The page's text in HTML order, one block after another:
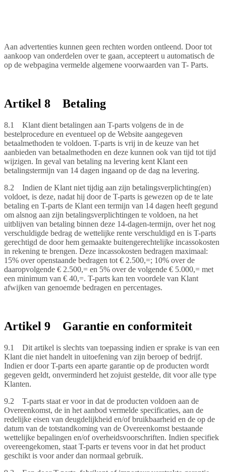
Aan advertenties kunnen geen rechten worden ontleend. Door tot
aankoop van onderdelen over te gaan, accepteert u automatisch de
op de webpagina vermelde algemene voorwaarden van T- Parts.
Artikel 8 Betaling
8.1 Klant dient betalingen aan T-parts volgens de in de
bestelprocedure en eventueel op de Website aangegeven
betaalmethoden te voldoen. T-parts is vrij in de keuze van het
aanbieden van betaalmethoden en deze kunnen ook van tijd tot tijd
wijzigen. In geval van betaling na levering kent Klant een
betalingstermijn van 14 dagen ingaand op de dag na levering.
8.2 Indien de Klant niet tijdig aan zijn betalingsverplichting(en)
voldoet, is deze, nadat hij door de T-parts is gewezen op de te late
betaling en T-parts de Klant een termijn van 14 dagen heeft gegund
om alsnog aan zijn betalingsverplichtingen te voldoen, na het
uitblijven van betaling binnen deze 14-dagen-termijn, over het nog
verschuldigde bedrag de wettelijke rente verschuldigd en is T-parts
gerechtigd de door hem gemaakte buitengerechtelijke incassokosten
in rekening te brengen. Deze incassokosten bedragen maximaal:
15% over openstaande bedragen tot € 2.500,=; 10% over de
daaropvolgende € 2.500,= en 5% over de volgende € 5.000,= met
een minimum van € 40,=. T-parts kan ten voordele van Klant
afwijken van genoemde bedragen en percentages.
Artikel 9 Garantie en conformiteit
9.1 Dit artikel is slechts van toepassing indien er sprake is van een
Klant die niet handelt in uitoefening van zijn beroep of bedrijf.
Indien er door T-parts een aparte garantie op de producten wordt
gegeven geldt, onverminderd het zojuist gestelde, dit voor alle type
Klanten.
9.2 T-parts staat er voor in dat de producten voldoen aan de
Overeenkomst, de in het aanbod vermelde specificaties, aan de
redelijke eisen van deugdelijkheid en/of bruikbaarheid en de op de
datum van de totstandkoming van de Overeenkomst bestaande
wettelijke bepalingen en/of overheidsvoorschriften. Indien specifiek
overeengekomen, staat T-parts er tevens voor in dat het product
geschikt is voor ander dan normaal gebruik.